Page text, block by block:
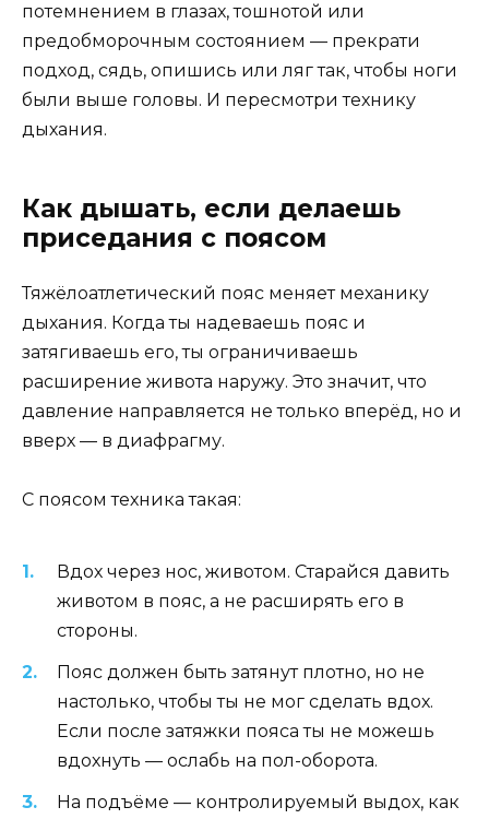
потемнением в глазах, тошнотой или
предобморочным состоянием — прекрати
подход, сядь, опишись или ляг так, чтобы ноги
были выше головы. И пересмотри технику
дыхания.
Как дышать, если делаешь
приседания с поясом
Тяжёлоатлетический пояс меняет механику
дыхания. Когда ты надеваешь пояс и
затягиваешь его, ты ограничиваешь
расширение живота наружу. Это значит, что
давление направляется не только вперёд, но и
вверх — в диафрагму.
С поясом техника такая:
Вдох через нос, животом. Старайся давить
животом в пояс, а не расширять его в
стороны.
Пояс должен быть затянут плотно, но не
настолько, чтобы ты не мог сделать вдох.
Если после затяжки пояса ты не можешь
вдохнуть — ослабь на пол-оборота.
На подъёме — контролируемый выдох, как